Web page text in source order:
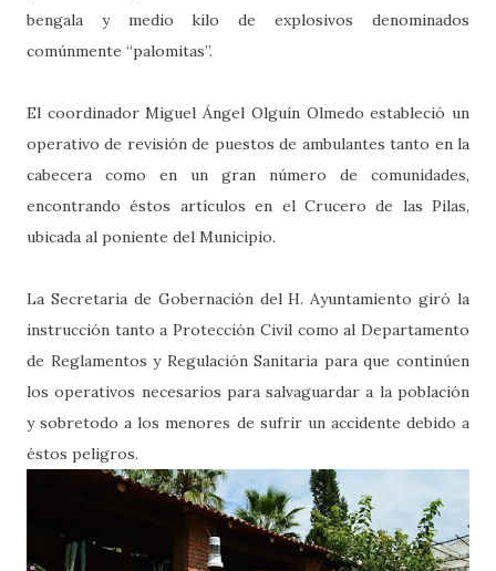
bengala y medio kilo de explosivos denominados
comúnmente “palomitas”.
El coordinador Miguel Ángel Olguín Olmedo estableció un
operativo de revisión de puestos de ambulantes tanto en la
cabecera como en un gran número de comunidades,
encontrando éstos artículos en el Crucero de las Pilas,
ubicada al poniente del Municipio.
La Secretaria de Gobernación del H. Ayuntamiento giró la
instrucción tanto a Protección Civil como al Departamento
de Reglamentos y Regulación Sanitaria para que continúen
los operativos necesarios para salvaguardar a la población
y sobretodo a los menores de sufrir un accidente debido a
éstos peligros.